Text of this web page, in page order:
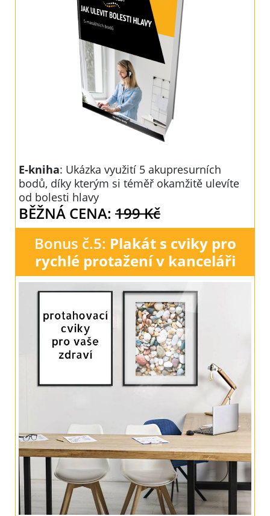
E-kniha: Ukázka využití 5 akupresurních
bodů, díky kterým si téměř okamžitě ulevíte
od bolesti hlavy
BĚŽNÁ CENA: 199 Kč
Bonus č.5: Plakát s cviky pro
rychlé protažení v kanceláři